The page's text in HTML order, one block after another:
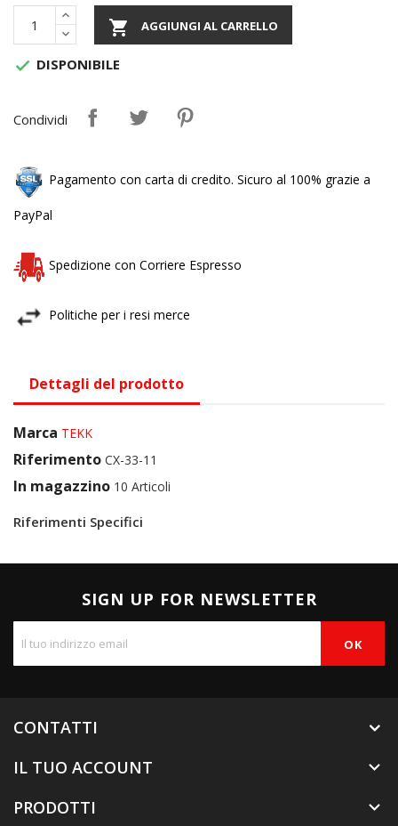
 AGGIUNGI AL CARRELLO
 DISPONIBILE
Condividi
Pagamento con carta di credito. Sicuro al 100% grazie a
PayPal
Spedizione con Corriere Espresso
Politiche per i resi merce
Dettagli del prodotto
Marca TEKK
Riferimento CX-33-11
In magazzino 10 Articoli
Riferimenti Specifici
SIGN UP FOR NEWSLETTER
CONTATTI
IL TUO ACCOUNT

PRODOTTI 